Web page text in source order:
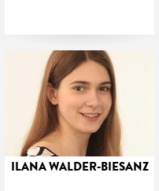
ILANA WALDER-BIESANZ